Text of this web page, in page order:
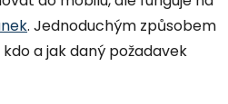
. Jednoduchým způsobem
a jak daný požadavek